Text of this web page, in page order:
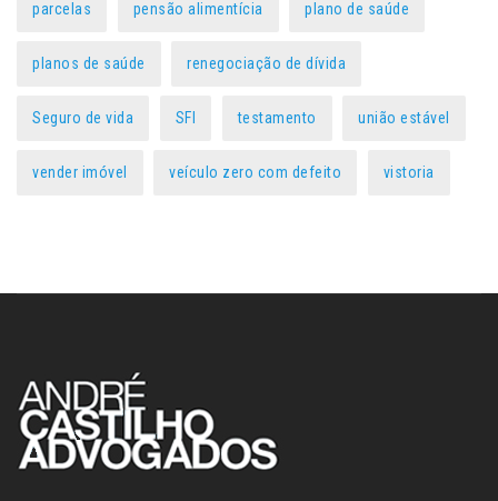
parcelas pensão alimentícia plano de saúde
planos de saúde renegociação de dívida
Seguro de vida SFI testamento união estável
vender imóvel veículo zero com defeito vistoria